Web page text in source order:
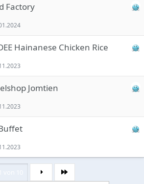
Factory
Hainanese Chicken Rice
Jomtien
Letzte